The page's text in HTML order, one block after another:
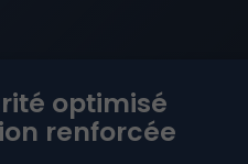
optimisé
renforcée